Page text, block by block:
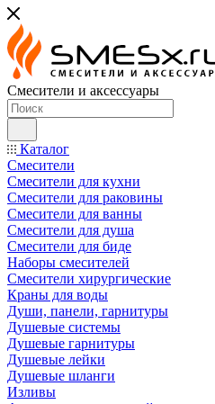
Смесители и аксессуары
Каталог
Смесители
Смесители для кухни
Смесители для раковины
Смесители для ванны
Смесители для душа
Смесители для биде
Наборы смесителей
Смесители хирургические
Краны для воды
Души, панели, гарнитуры
Душевые системы
Душевые гарнитуры
Душевые лейки
Душевые шланги
Изливы